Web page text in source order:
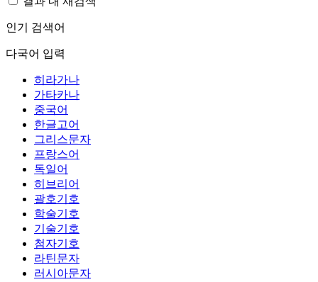
인기 검색어
다국어 입력
히라가나
가타카나
중국어
한글고어
그리스문자
프랑스어
독일어
히브리어
괄호기호
학술기호
기술기호
첨자기호
라틴문자
러시아문자